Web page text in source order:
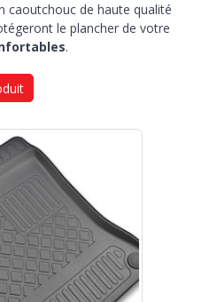
caoutchouc de haute qualité
le plancher de votre
.